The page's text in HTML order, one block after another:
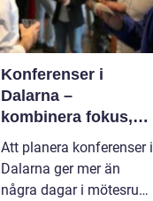
Konferenser i
Dalarna –
kombinera fokus,
natur och starka
gruppmöten
Att planera konferenser i
Dalarna ger mer än
några dagar i mötesrum.